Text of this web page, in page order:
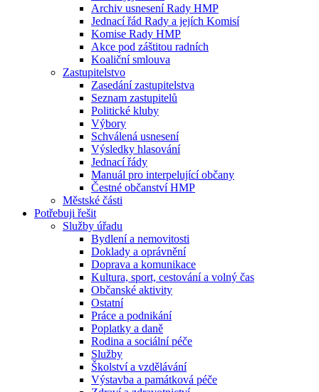
Archiv usnesení Rady HMP
Jednací řád Rady a jejích Komisí
Komise Rady HMP
Akce pod záštitou radních
Koaliční smlouva
Zastupitelstvo
Zasedání zastupitelstva
Seznam zastupitelů
Politické kluby
Výbory
Schválená usnesení
Výsledky hlasování
Jednací řády
Manuál pro interpelující občany
Čestné občanství HMP
Městské části
Potřebuji řešit
Služby úřadu
Bydlení a nemovitosti
Doklady a oprávnění
Doprava a komunikace
Kultura, sport, cestování a volný čas
Občanské aktivity
Ostatní
Práce a podnikání
Poplatky a daně
Rodina a sociální péče
Služby
Školství a vzdělávání
Výstavba a památková péče